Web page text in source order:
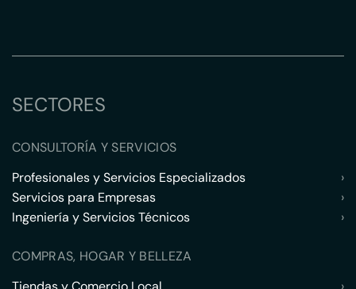
SECTORES
CONSULTORÍA Y SERVICIOS
Profesionales y Servicios Especializados
›
Servicios para Empresas
›
Ingeniería y Servicios Técnicos
›
COMPRAS, HOGAR Y BELLEZA